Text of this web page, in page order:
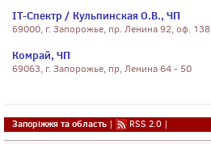
IT-Спектр / Кульпинская О.В., ЧП
69000, г. Запорожье, пр. Ленина 92, оф. 138
Комрай, ЧП
69063, г. Запорожье, пр, Ленина 64 - 50
Запоріжжя та область | RSS 2.0 |